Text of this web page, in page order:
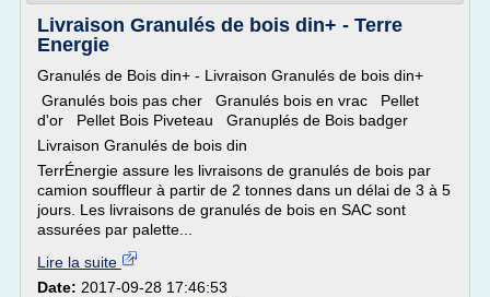
Livraison Granulés de bois din+ - Terre
Energie
Granulés de Bois din+ - Livraison Granulés de bois din+
Granulés bois pas cher Granulés bois en vrac Pellet
d'or Pellet Bois Piveteau Granuplés de Bois badger
Livraison Granulés de bois din
TerrÉnergie assure les livraisons de granulés de bois par
camion souffleur à partir de 2 tonnes dans un délai de 3 à 5
jours. Les livraisons de granulés de bois en SAC sont
assurées par palette...
Lire la suite
Date: 2017-09-28 17:46:53